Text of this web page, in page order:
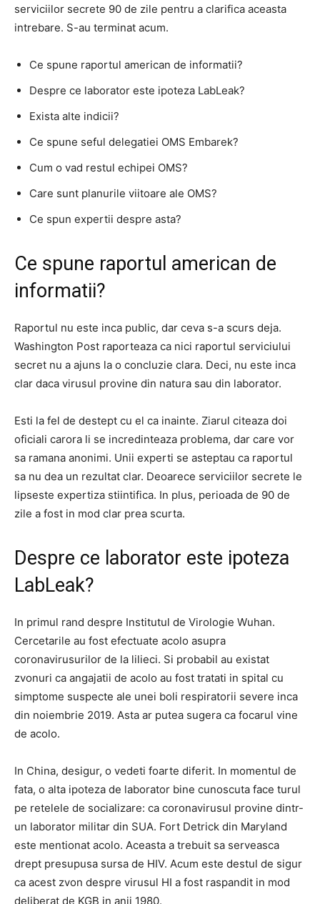
serviciilor secrete 90 de zile pentru a clarifica aceasta
intrebare. S-au terminat acum.
Ce spune raportul american de informatii?
Despre ce laborator este ipoteza LabLeak?
Exista alte indicii?
Ce spune seful delegatiei OMS Embarek?
Cum o vad restul echipei OMS?
Care sunt planurile viitoare ale OMS?
Ce spun expertii despre asta?
Ce spune raportul american de
informatii?
Raportul nu este inca public, dar ceva s-a scurs deja.
Washington Post raporteaza ca nici raportul serviciului
secret nu a ajuns la o concluzie clara. Deci, nu este inca
clar daca virusul provine din natura sau din laborator.
Esti la fel de destept cu el ca inainte. Ziarul citeaza doi
oficiali carora li se incredinteaza problema, dar care vor
sa ramana anonimi. Unii experti se asteptau ca raportul
sa nu dea un rezultat clar. Deoarece serviciilor secrete le
lipseste expertiza stiintifica. In plus, perioada de 90 de
zile a fost in mod clar prea scurta.
Despre ce laborator este ipoteza
LabLeak?
In primul rand despre Institutul de Virologie Wuhan.
Cercetarile au fost efectuate acolo asupra
coronavirusurilor de la lilieci. Si probabil au existat
zvonuri ca angajatii de acolo au fost tratati in spital cu
simptome suspecte ale unei boli respiratorii severe inca
din noiembrie 2019. Asta ar putea sugera ca focarul vine
de acolo.
In China, desigur, o vedeti foarte diferit. In momentul de
fata, o alta ipoteza de laborator bine cunoscuta face turul
pe retelele de socializare: ca coronavirusul provine dintr-
un laborator militar din SUA. Fort Detrick din Maryland
este mentionat acolo. Aceasta a trebuit sa serveasca
drept presupusa sursa de HIV. Acum este destul de sigur
ca acest zvon despre virusul HI a fost raspandit in mod
deliberat de KGB in anii 1980.